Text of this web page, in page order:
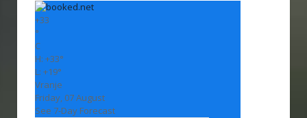
+33
°
C
H: +33°
L: +19°
Vranje
Friday, 07 August
See 7-Day Forecast